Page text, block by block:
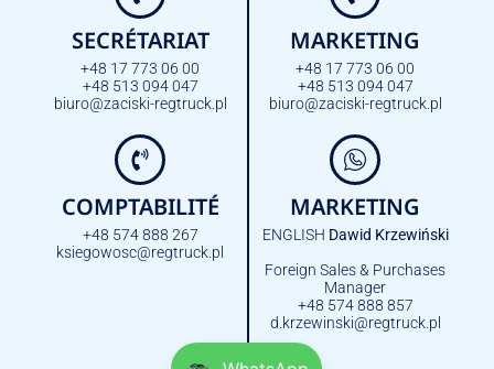
SECRÉTARIAT
+48 17 773 06 00
+48 513 094 047
biuro@zaciski-regtruck.pl
MARKETING
+48 17 773 06 00
+48 513 094 047
biuro@zaciski-regtruck.pl
COMPTABILITÉ
+48 574 888 267
ksiegowosc@regtruck.pl
MARKETING
ENGLISH Dawid Krzewiński
Foreign Sales & Purchases
Manager
+48 574 888 857
d.krzewinski@regtruck.pl